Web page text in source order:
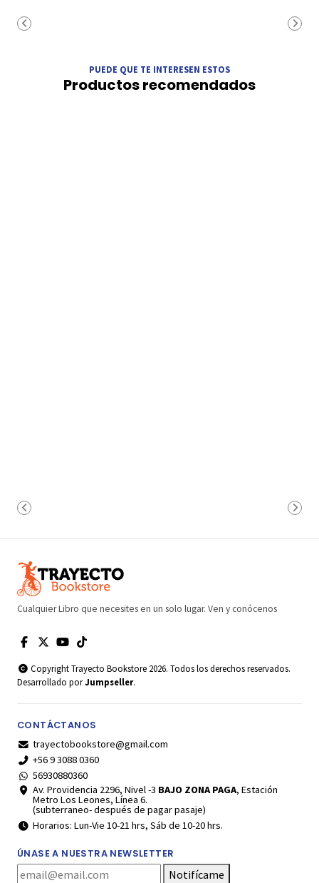
PUEDE QUE TE INTERESEN ESTOS
Productos recomendados
Cualquier Libro que necesites en un solo lugar. Ven y conócenos
Copyright Trayecto Bookstore 2026. Todos los derechos reservados.
Desarrollado porJumpseller.
CONTÁCTANOS
trayectobookstore@gmail.com
+56 9 3088 0360
56930880360
Av. Providencia 2296, Nivel -3 BAJO ZONA PAGA, Estación
Metro Los Leones, Línea 6.
(subterraneo- después de pagar pasaje)
Horarios: Lun-Vie 10-21 hrs, Sáb de 10-20 hrs.
ÚNASE A NUESTRA NEWSLETTER
Notifícame